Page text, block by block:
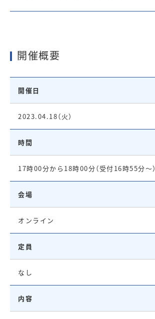
開催概要
開催日
2023.04.18（火）
時間
17時00分から18時00分（受付16時55分〜）
会場
オンライン
定員
なし
内容